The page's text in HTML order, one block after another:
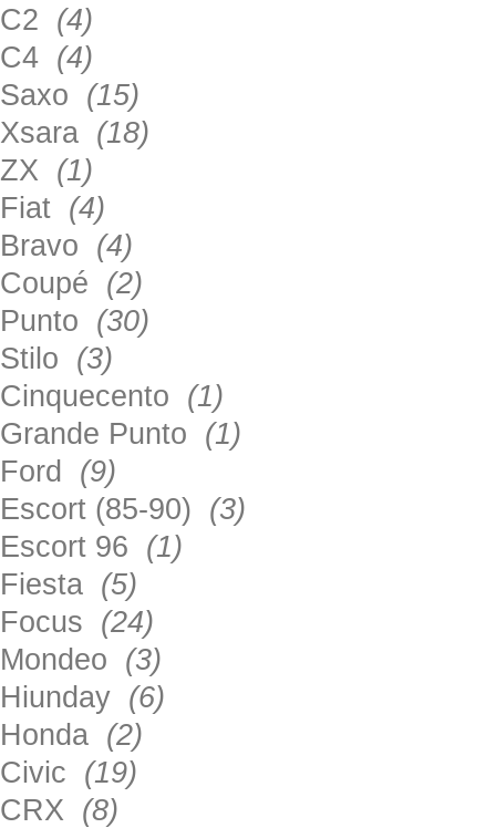
C2 (4)
C4 (4)
Saxo (15)
Xsara (18)
ZX (1)
Fiat (4)
Bravo (4)
Coupé (2)
Punto (30)
Stilo (3)
Cinquecento (1)
Grande Punto (1)
Ford (9)
Escort (85-90) (3)
Escort 96 (1)
Fiesta (5)
Focus (24)
Mondeo (3)
Hiunday (6)
Honda (2)
Civic (19)
CRX (8)